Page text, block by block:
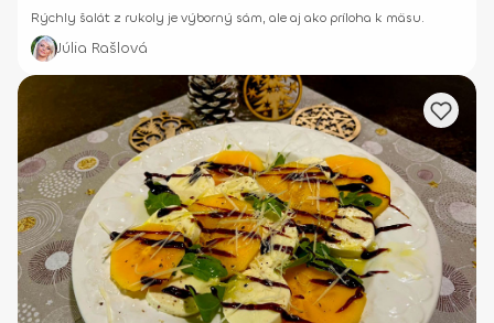
Rýchly šalát z rukoly je výborný sám, ale aj ako príloha k mäsu.
Júlia Rašlová